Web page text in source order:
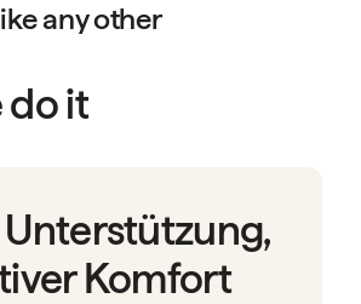
any other
do it
Komfort